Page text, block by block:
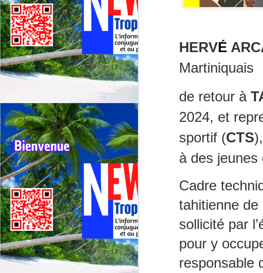
HERVÉ
Martiniquais
de retour à
2024, et
sportif (CTS
à des jeunes
Cadre
tahitienne
sollicité par
pour y
responsable
JUL
30
Outremer: deux tours
cyclistes se
urgent à une
harmonisation entre la
Réunion et la
Guadeloupe.
🚴Outremer: Deux tours cyclistes
en collision, l’Appel urgent à une
harmonisation entre La réunion et